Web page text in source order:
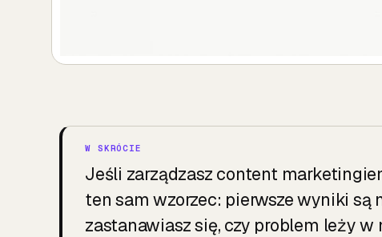
Jeśli zarządzasz content
ten sam wzorzec: pierwsze wyniki są
zastanawiasz się, czy problem leży